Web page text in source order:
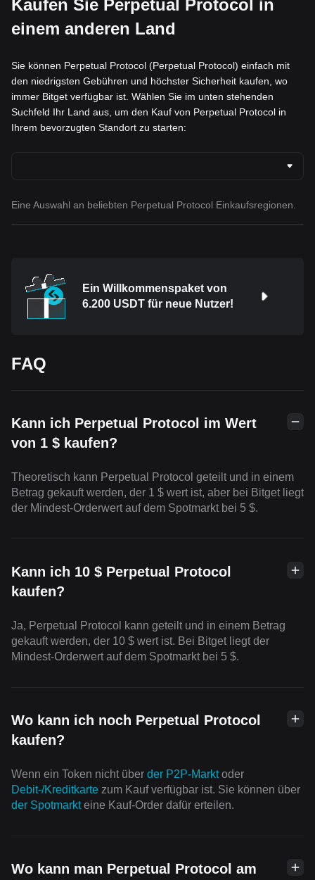
Kaufen Sie Perpetual Protocol in
einem anderen Land
Sie können Perpetual Protocol (Perpetual Protocol) einfach mit
den niedrigsten Gebühren und höchster Sicherheit kaufen, wo
immer Bitget verfügbar ist. Wählen Sie im unten stehenden
Suchfeld Ihr Land aus, um den Kauf von Perpetual Protocol in
Ihrem bevorzugten Standort zu starten:
Eine Auswahl an beliebten Perpetual Protocol Einkaufsregionen.
Ein Willkommenspaket von
6.200 USDT für neue Nutzer!
FAQ
Kann ich Perpetual Protocol im Wert
von 1 $ kaufen?
Theoretisch kann Perpetual Protocol geteilt und in einem
Betrag gekauft werden, der 1 $ wert ist, aber bei Bitget liegt
der Mindest-Orderwert auf dem Spotmarkt bei 5 $.
Kann ich 10 $ Perpetual Protocol
kaufen?
Ja, Perpetual Protocol kann geteilt und in einem Betrag
gekauft werden, der 10 $ wert ist. Bei Bitget liegt der
Mindest-Orderwert auf dem Spotmarkt bei 5 $.
Wo kann ich noch Perpetual Protocol
kaufen?
Wenn ein Token nicht über der P2P-Marktoder
Debit-/Kreditkarte zum Kauf verfügbar ist. Sie können über
der Spotmarkteine Kauf-Order dafür erteilen.
Wo kann man Perpetual Protocol am